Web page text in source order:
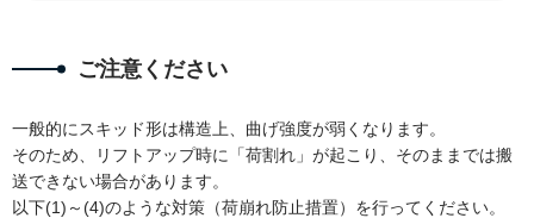
ご注意ください
一般的にスキッド形は構造上、曲げ強度が弱くなります。
そのため、リフトアップ時に「荷割れ」が起こり、そのままでは搬
送できない場合があります。
以下(1)～(4)のような対策（荷崩れ防止措置）を行ってください。